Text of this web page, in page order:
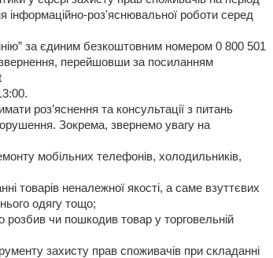
інформаційно-роз'яснювальної роботи серед
за єдиним безкоштовним номером 0 800 501
перейшовши за посиланням
роз’яснення та консультації з питань
Зокрема, звернемо увагу на
мобільних телефонів, холодильників,
товарів неналежної якості, а саме взуттєвих
одягу тощо;
чи пошкодив товар у торговельній
захисту прав споживачів при складанні